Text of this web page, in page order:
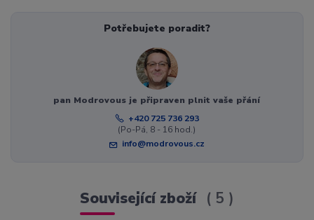
Potřebujete poradit?
pan Modrovous je připraven plnit vaše přání
+420 725 736 293
(Po-Pá, 8 - 16 hod.)
info@modrovous.cz
Související zboží 5